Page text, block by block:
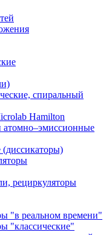
спиральный
Hamilton
рециркуляторы
"в реальном времени"
"классические"